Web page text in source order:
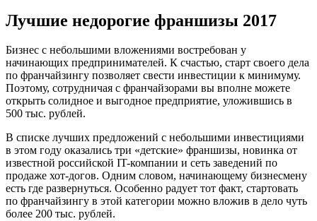
Лучшие недорогие франшизы 2017
Бизнес с небольшими вложениями востребован у
начинающих предпринимателей. К счастью, старт своего дела
по франчайзингу позволяет свести инвестиции к минимуму.
Поэтому, сотрудничая с франчайзорами вы вполне можете
открыть солидное и выгодное предприятие, уложившись в
500 тыс. рублей.
В списке лучших предложений с небольшими инвестициями
в этом году оказались три «детские» франшизы, новинка от
известной российской IT-компании и сеть заведений по
продаже хот-догов. Одним словом, начинающему бизнесмену
есть где развернуться. Особенно радует тот факт, стартовать
по франчайзингу в этой категории можно вложив в дело чуть
более 200 тыс. рублей.